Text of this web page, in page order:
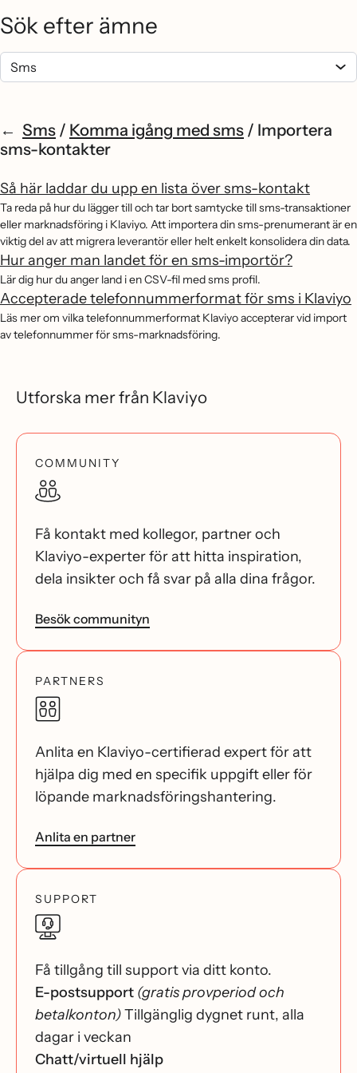
Sök efter ämne
Sms / Komma igång med sms / Importera
sms-kontakter
Så här laddar du upp en lista över sms-kontakt
Ta reda på hur du lägger till och tar bort samtycke till sms-transaktioner
eller marknadsföring i Klaviyo. Att importera din sms-prenumerant är en
viktig del av att migrera leverantör eller helt enkelt konsolidera din data.
Hur anger man landet för en sms-importör?
Lär dig hur du anger land i en CSV-fil med sms profil.
Accepterade telefonnummerformat för sms i Klaviyo
Läs mer om vilka telefonnummerformat Klaviyo accepterar vid import
av telefonnummer för sms-marknadsföring.
Utforska mer från Klaviyo
COMMUNITY
Få kontakt med kollegor, partner och
Klaviyo-experter för att hitta inspiration,
dela insikter och få svar på alla dina frågor.
Besök communityn
PARTNERS
Anlita en Klaviyo-certifierad expert för att
hjälpa dig med en specifik uppgift eller för
löpande marknadsföringshantering.
Anlita en partner
SUPPORT
Få tillgång till support via ditt konto.
E-postsupport (gratis provperiod och
betalkonton)Tillgänglig dygnet runt, alla
dagar i veckan
Chatt/virtuell hjälp